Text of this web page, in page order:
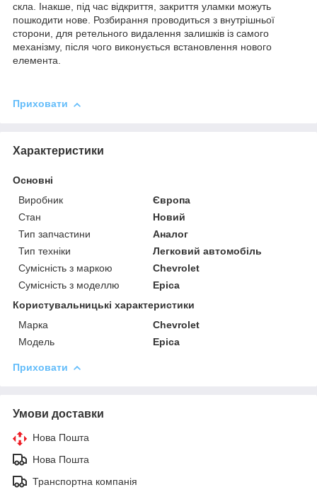
скла. Інакше, під час відкриття, закриття уламки можуть
пошкодити нове. Розбирання проводиться з внутрішньої
сторони, для ретельного видалення залишків із самого
механізму, після чого виконується встановлення нового
елемента.
Приховати
Характеристики
Основні
Виробник
Європа
Стан
Новий
Тип запчастини
Аналог
Тип техніки
Легковий автомобіль
Сумісність з маркою
Chevrolet
Сумісність з моделлю
Epica
Користувальницькі характеристики
Марка
Chevrolet
Модель
Epica
Приховати
Умови доставки
Нова Пошта
Нова Пошта
Транспортна компанія